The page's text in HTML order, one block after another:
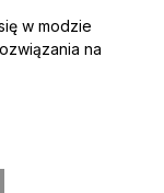
w modzie
na